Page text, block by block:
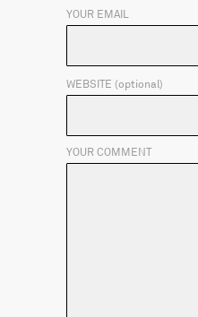
YOUR EMAIL
WEBSITE (optional)
YOUR COMMENT